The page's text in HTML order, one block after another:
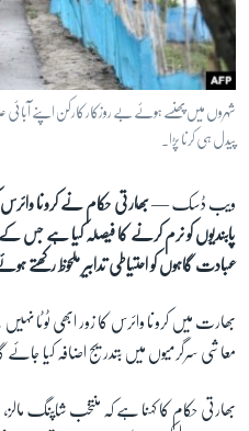
آرٹ
آزادیٔ صحافت
صحت
ویڈیوز
آڈیو
اداریہ
Learning English
شہروں میں پھنسے ہوئے بے روزکار کارکن اپنے
پیدل ہی کرنا پڑا۔
ویب ڈسک —بھارتی حکام نے کرونا
پابندیوں کو نرم کرنے کا فیصلہ کیا ہے جس
عبادت گاہوں کو احتیاطی تدابیر ملحوظ رکھتے
بھارت میں کرونا وائرس کا زور ابھی ٹوٹا
معاشی سرگرمیوں میں بتدریج اضافہ کیا جائے
بھارتی حکام کا کہنا ہے کہ منتخب شاپنگ